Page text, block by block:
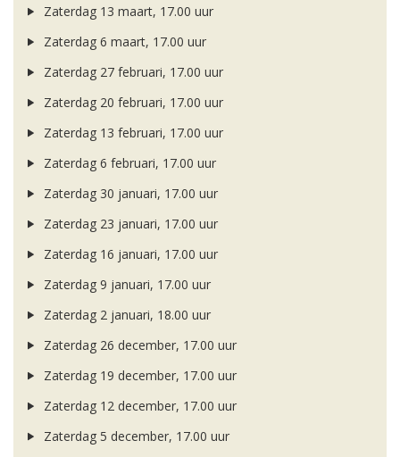
Zaterdag 13 maart, 17.00 uur
Zaterdag 6 maart, 17.00 uur
Zaterdag 27 februari, 17.00 uur
Zaterdag 20 februari, 17.00 uur
Zaterdag 13 februari, 17.00 uur
Zaterdag 6 februari, 17.00 uur
Zaterdag 30 januari, 17.00 uur
Zaterdag 23 januari, 17.00 uur
Zaterdag 16 januari, 17.00 uur
Zaterdag 9 januari, 17.00 uur
Zaterdag 2 januari, 18.00 uur
Zaterdag 26 december, 17.00 uur
Zaterdag 19 december, 17.00 uur
Zaterdag 12 december, 17.00 uur
Zaterdag 5 december, 17.00 uur